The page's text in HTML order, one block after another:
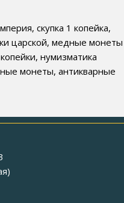
скупка 1 копейка,
царской, медные монеты
нумизматика
монеты, антикварные